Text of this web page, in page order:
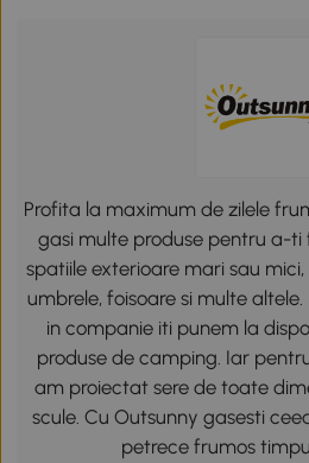
Profita la maximum de zilele
gasi multe produse pentru a-
spatiile exterioare mari sau
umbrele, foisoare si multe
in companie iti punem la
produse de camping. Iar
am proiectat sere de toate
scule. Cu Outsunny gasesti
petrece frumos